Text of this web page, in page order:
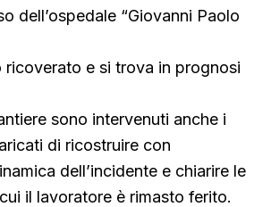
dell’ospedale “Giovanni Paolo
ricoverato e si trova in prognosi
sono intervenuti anche i
di ricostruire con
dell’incidente e chiarire le
il lavoratore è rimasto ferito.